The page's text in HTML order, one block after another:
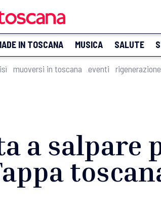
IN TOSCANA MUSICA SALUTE
muoversi in toscana eventi
a salpare